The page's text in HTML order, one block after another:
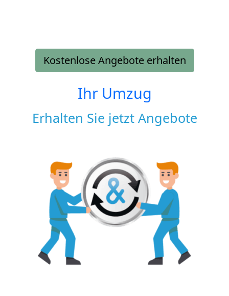
Kostenlose Angebote erhalten
Ihr Umzug
Erhalten Sie jetzt Angebote